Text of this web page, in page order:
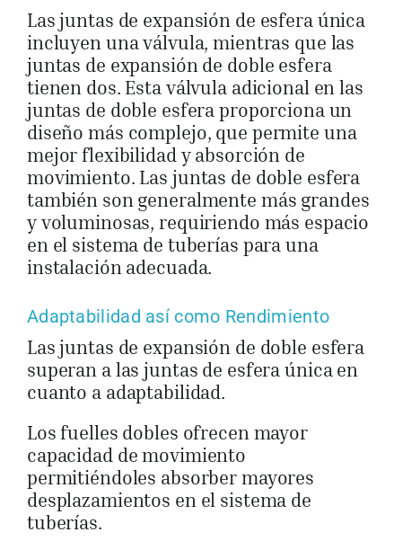
Las juntas de expansión de esfera única
incluyen una válvula, mientras que las
juntas de expansión de doble esfera
tienen dos. Esta válvula adicional en las
juntas de doble esfera proporciona un
diseño más complejo, que permite una
mejor flexibilidad y absorción de
movimiento. Las juntas de doble esfera
también son generalmente más grandes
y voluminosas, requiriendo más espacio
en el sistema de tuberías para una
instalación adecuada.
Adaptabilidad así como Rendimiento
Las juntas de expansión de doble esfera
superan a las juntas de esfera única en
cuanto a adaptabilidad.
Los fuelles dobles ofrecen mayor
capacidad de movimiento
permitiéndoles absorber mayores
desplazamientos en el sistema de
tuberías.